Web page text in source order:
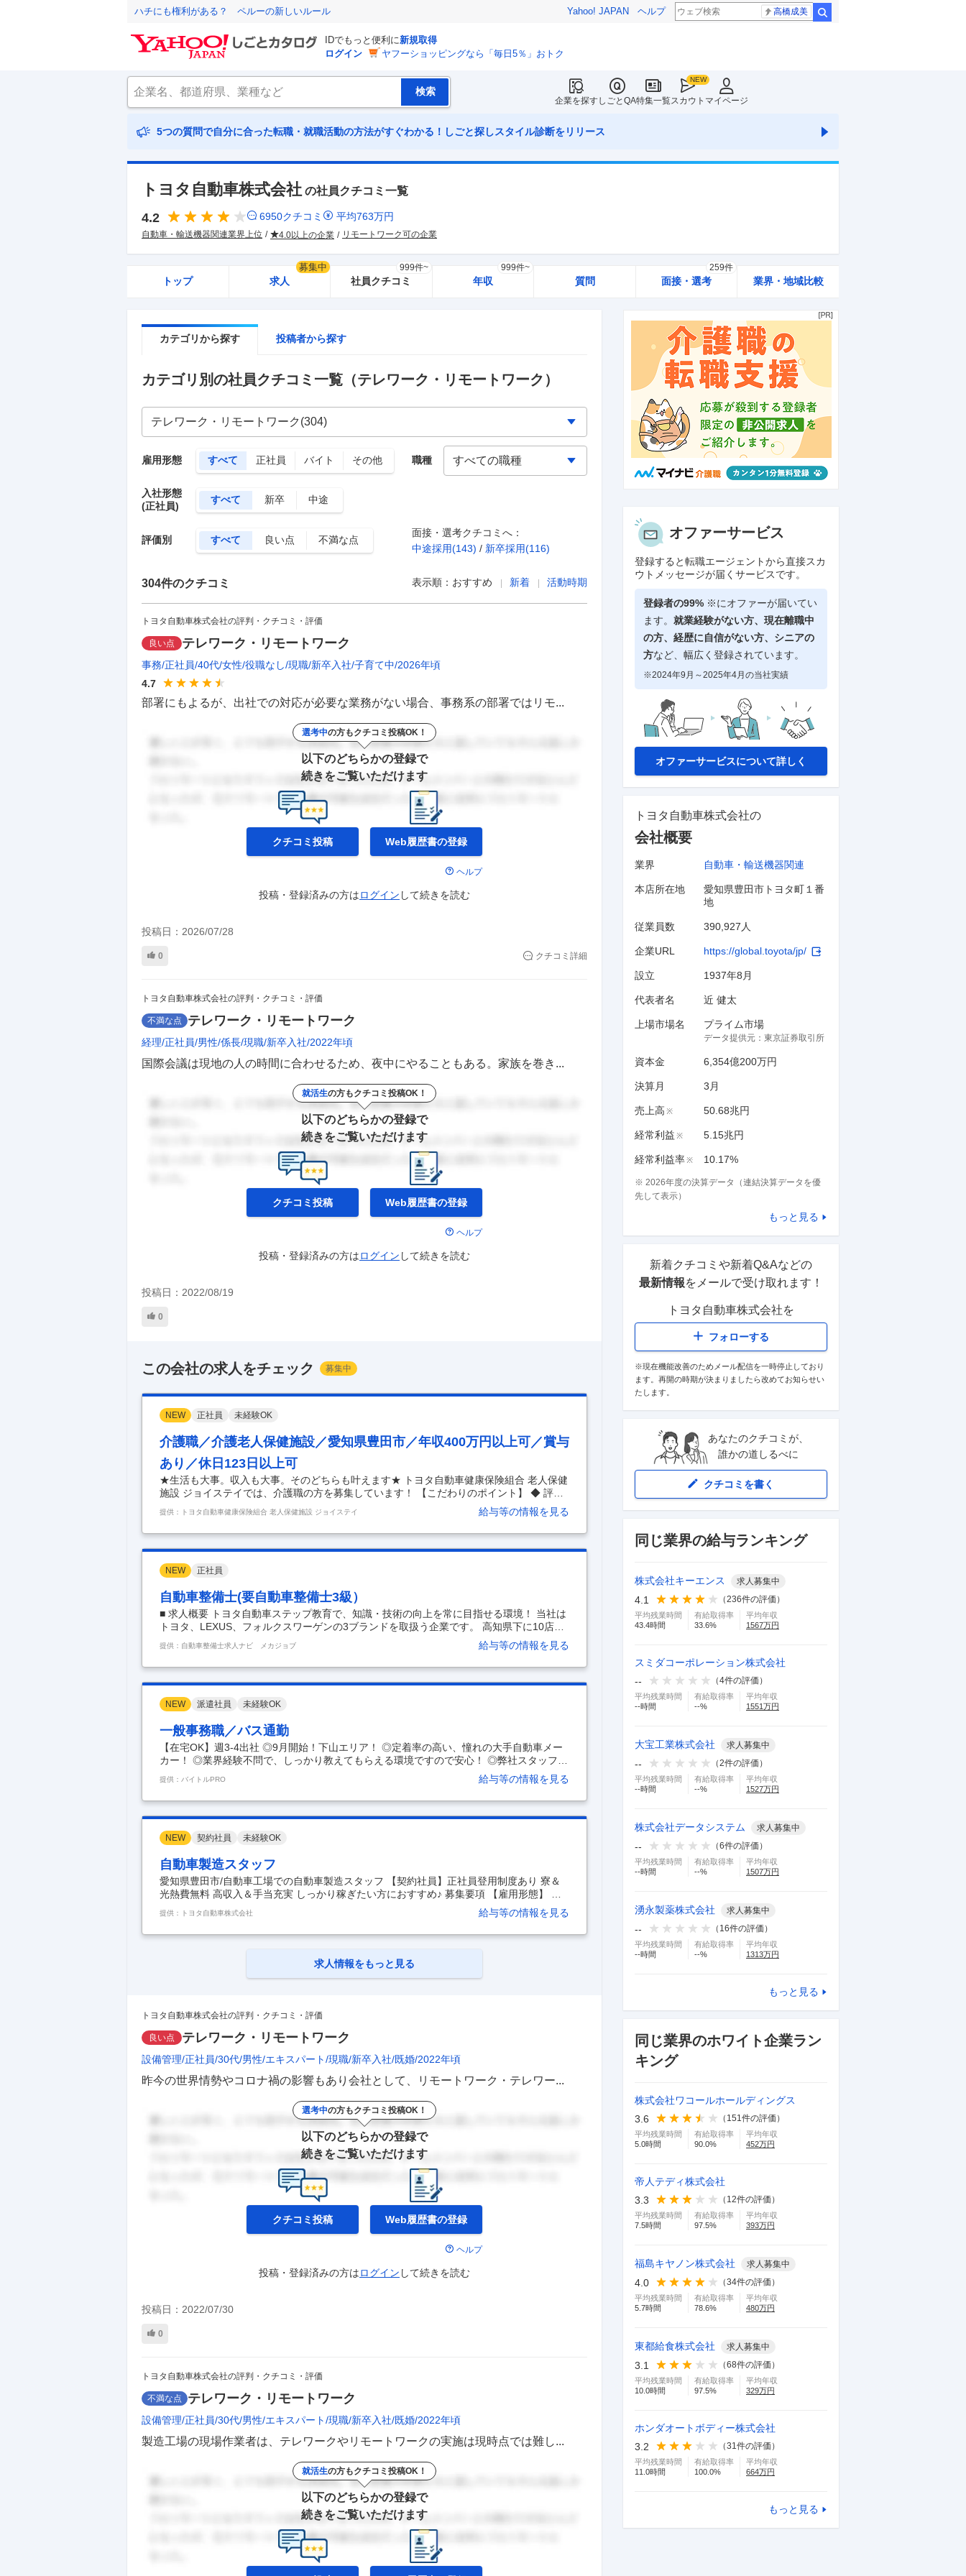
ハチにも権利がある？ ペルーの新しいルール Yahoo! JAPAN ヘルプ 高橋成美
IDでもっと便利に新規取得
ログイン
ヤフーショッピングなら「毎日5％」おトク
企業を探すしごとQA特集一覧スカウト マイページ
5つの質問で自分に合った転職・就職活動の方法がすぐわかる！しごと探しスタイル診断をリリース
トヨタ自動車株式会社 の社員クチコミ一覧
4.2 6950クチコミ 平均763万円
自動車・輸送機器関連業界上位 4.0以上の企業 リモートワーク可の企業
トップ 求人
募集中
社員クチコミ
999件~
年収
999件~
質問 面接・選考
259件
業界・地域比較
カテゴリから探す 投稿者から探す
カテゴリ別の社員クチコミ一覧 （テレワーク・リモートワーク）
雇用形態 すべて 正社員 バイト その他
入社形態
(正社員)
すべて 新卒 中途
評価別 すべて 良い点 不満な点
職種
面接・選考クチコミへ：
中途採用(143) / 新卒採用(116)
304件のクチコミ 表示順： おすすめ 新着 活動時期
トヨタ自動車株式会社の評判・クチコミ・評価
良い点 テレワーク・リモートワーク
事務 正社員 40代 女性 役職なし 現職 新卒入社 子育て中 2026年頃
4.7
部署にもよるが、出社での対応が必要な業務がない場合、事務系の部署ではリモ...
選考中の方もクチコミ投稿OK！
以下のどちらかの登録で
続きをご覧いただけます
クチコミ投稿 Web履歴書の登録
ヘルプ
投稿・登録済みの方はログイン して続きを読む
投稿日： 2026/07/28
0 クチコミ詳細
トヨタ自動車株式会社の評判・クチコミ・評価
不満な点 テレワーク・リモートワーク
経理 正社員 男性 係長 現職 新卒入社 2022年頃
国際会議は現地の人の時間に合わせるため、夜中にやることもある。家族を巻き...
就活生の方もクチコミ投稿OK！
以下のどちらかの登録で
続きをご覧いただけます
クチコミ投稿 Web履歴書の登録
ヘルプ
投稿・登録済みの方はログイン して続きを読む
投稿日： 2022/08/19
0
この会社の求人をチェック 募集中
NEW 正社員 未経験OK
介護職／介護老人保健施設／愛知県豊田市／年収400万円以上可／賞与
あり／休日123日以上可
★生活も大事。収入も大事。そのどちらも叶えます★ トヨタ自動車健康保険組合 老人保健
施設 ジョイステイでは、介護職の方を募集しています！ 【こだわりのポイント】 ◆ 評価
制度が整っているため無理なく頑張り次第で収入アップ！ ◆ 未経験◎ 研修が充実した現
場で利用者様と丁寧に寄り添えます。 ◆ 新人を一人にしない体制です。できることから一
緒に進めます。 ◆ 不安は"その日"のうちに相談できる雰囲気です。 ◆ チームで支える文
※…
提供：トヨタ自動車健康保険組合 老人保健施設 ジョイステイ 給与等の情報を見る
NEW 正社員
自動車整備士(要自動車整備士3級）
■ 求人概要 トヨタ自動車ステップ教育で、知識・技術の向上を常に目指せる環境！ 当社は
トヨタ、LEXUS、フォルクスワーゲンの3ブランドを取扱う企業です。 高知県下に10店舗
を展開し、創業77年の歴史のなかで、サービス技術の向上に特に力を入れてきました。 今
回募集する整備部門は、当社の事業を支える柱と言える存在です。 社会的に安全性への意
識が高まる中、整備部門の強化を図るべく増員募集を行ないます！ 現在、労働環境の整備
雰囲気です。…
提供：自動車整備士求人ナビ メカジョブ 給与等の情報を見る
NEW 派遣社員 未経験OK
一般事務職／バス通勤
【在宅OK】週3-4出社 ◎9月開始！下山エリア！ ◎定着率の高い、憧れの大手自動車メー
カー！ ◎業界経験不問で、しっかり教えてもらえる環境ですので安心！ ◎弊社スタッフさ
んも活躍されてます 【職種】 一般事務職 【業界】：オフィス 【歓迎する方】 未経験・初
心者OK、経験者優遇、主婦(ママ)・主夫活躍中、ミドル(40代~)活躍中、新卒・第二新卒歓
迎 【仕事内容】 ・GR SPORT車両企画開発業務 ・仕様書の作成 ・指示書の作成 ・競合車
提供：バイトルPRO 給与等の情報を見る
NEW 契約社員 未経験OK
自動車製造スタッフ
愛知県豊田市/自動車工場での自動車製造スタッフ 【契約社員】正社員登用制度あり 寮＆
光熱費無料 高収入＆手当充実 しっかり稼ぎたい方におすすめ♪ 募集要項 【雇用形態】 契
約社員 【給与】 月給 207,400円～396,000円 基本日給 ・10800円～11600円 ・11800円
(18ヵ月～23ヵ月満了経験者) ・12000円 (30ヵ月～35ヵ月満了経験者) ＜月収例＞ 月収306
000円～329360円/入社1年目 (残業20h+深夜35h+時間帯手当込) ＜手当＞ ・特別手当入社
提供：トヨタ自動車株式会社 給与等の情報を見る
求人情報をもっと見る
トヨタ自動車株式会社の評判・クチコミ・評価
良い点 テレワーク・リモートワーク
設備管理 正社員 30代 男性 エキスパート 現職 新卒入社 既婚 2022年頃
昨今の世界情勢やコロナ禍の影響もあり会社として、リモートワーク・テレワー...
選考中の方もクチコミ投稿OK！
以下のどちらかの登録で
続きをご覧いただけます
クチコミ投稿 Web履歴書の登録
ヘルプ
投稿・登録済みの方はログイン して続きを読む
投稿日： 2022/07/30
0
トヨタ自動車株式会社の評判・クチコミ・評価
不満な点 テレワーク・リモートワーク
設備管理 正社員 30代 男性 エキスパート 現職 新卒入社 既婚 2022年頃
製造工場の現場作業者は、テレワークやリモートワークの実施は現時点では難し...
就活生の方もクチコミ投稿OK！
以下のどちらかの登録で
続きをご覧いただけます
オファーサービス
登録すると転職エージェントから直接スカ
ウトメッセージが届くサービスです。
登録者の99% ※にオファーが届いてい
ます。 就業経験がない方、現在離職中
の方、 経歴に自信がない方、シニアの
方など、幅広く登録されています。
※2024年9月～2025年4月の当社実績
オファーサービスについて詳しく
トヨタ自動車株式会社の
会社概要
業界 自動車・輸送機器関連
本店所在地
愛知県豊田市トヨタ町１番
地
従業員数 390,927人
企業URL https://global.toyota/jp/
設立 1937年8月
代表者名 近 健太
上場市場名 プライム市場
データ提供元： 東京証券取引所
資本金 6,354億200万円
決算月 3 月
売上高 ※ 50.68兆円
経常利益 ※ 5.15兆円
経常利益率※ 10.17%
※ 2026年度の決算データ（連結決算データを優
先して表示）
もっと見る
新着クチコミや新着Q&Aなどの
最新情報をメールで受け取れます！
トヨタ自動車株式会社を
フォローする
※現在機能改善のためメール配信を一時停止しており
ます。再開の時期が決まりましたら改めてお知らせい
たします。
あなたのクチコミが、
誰かの道しるべに
クチコミを書く
同じ業界の給与ランキング
株式会社キーエンス 求人募集中
4.1 （236件の評価）
平均残業時間
43.4時間
有給取得率
33.6%
平均年収
1567万円
スミダコーポレーション株式会社
--
（4件の評価）
平均残業時間
--時間
有給取得率
--%
平均年収
1551万円
大宝工業株式会社 求人募集中
-- （2件の評価）
平均残業時間
--時間
有給取得率
--%
平均年収
1527万円
株式会社データシステム 求人募集中
-- （6件の評価）
平均残業時間
--時間
有給取得率
--%
平均年収
1507万円
湧永製薬株式会社 求人募集中
-- （ 16件の評価）
平均残業時間
--時間
有給取得率
--%
平均年収
1313万円
もっと見る
同じ業界のホワイト企業ラン
キング
株式会社ワコールホールディングス
3.6
（ 151件の評価）
平均残業時間
5.0時間
有給取得率
90.0%
平均年収
452万円
帝人テディ株式会社
3.3
（ 12件の評価）
平均残業時間
7.5時間
有給取得率
97.5%
平均年収
393万円
福島キヤノン株式会社 求人募集中
4.0 （34件の評価）
平均残業時間
5.7時間
有給取得率
78.6%
平均年収
480万円
東都給食株式会社 求人募集中
3.1 （68件の評価）
平均残業時間
10.0時間
有給取得率
97.5%
平均年収
329万円
ホンダオートボディー株式会社
3.2
（31件の評価）
平均残業時間
11.0時間
有給取得率
100.0%
平均年収
664万円
もっと見る